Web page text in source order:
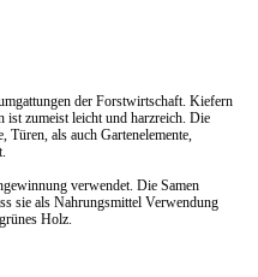
der Forstwirtschaft. Kiefern
ist zumeist leicht und harzreich. Die
als auch Gartenelemente,
verwendet. Die Samen
sie als Nahrungsmittel Verwendung
Holz.